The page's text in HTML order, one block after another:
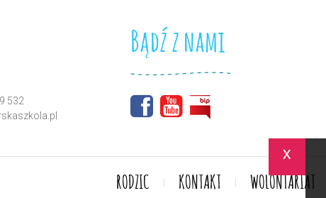
532
Bądź z nami
RODZIC KONTAKT WOLONTARIAT
x